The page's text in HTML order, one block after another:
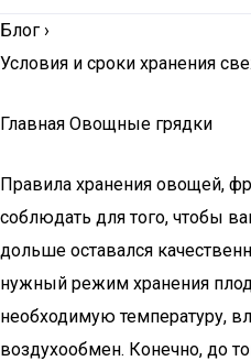
Блог ›
Условия и сроки хранения
Главная Овощные грядки
Правила хранения овощей,
соблюдать для того, чтобы
дольше оставался
нужный режим хранения
необходимую температуру,
воздухообмен. Конечно, до